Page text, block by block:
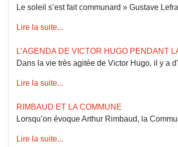
Le soleil s’est fait communard » Gustave
Lire la suite...
L’AGENDA DE VICTOR HUGO PENDANT
Dans la vie très agitée de Victor Hugo, il y a
Lire la suite...
RIMBAUD ET LA COMMUNE
Lorsqu’on évoque Arthur Rimbaud, la
Lire la suite...